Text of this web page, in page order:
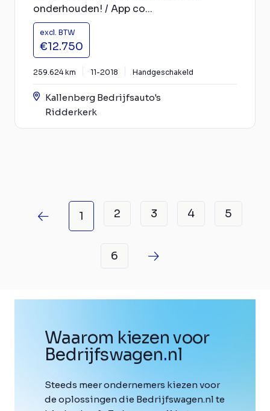
onderhouden! / App co...
excl. BTW
€12.750
259.624 km 11-2018 Handgeschakeld
Kallenberg Bedrijfsauto's
Ridderkerk
1 2 3 4 5
6
Waarom kiezen voor
Bedrijfswagen.nl
Steeds meer ondernemers kiezen voor
de oplossingen die Bedrijfswagen.nl te